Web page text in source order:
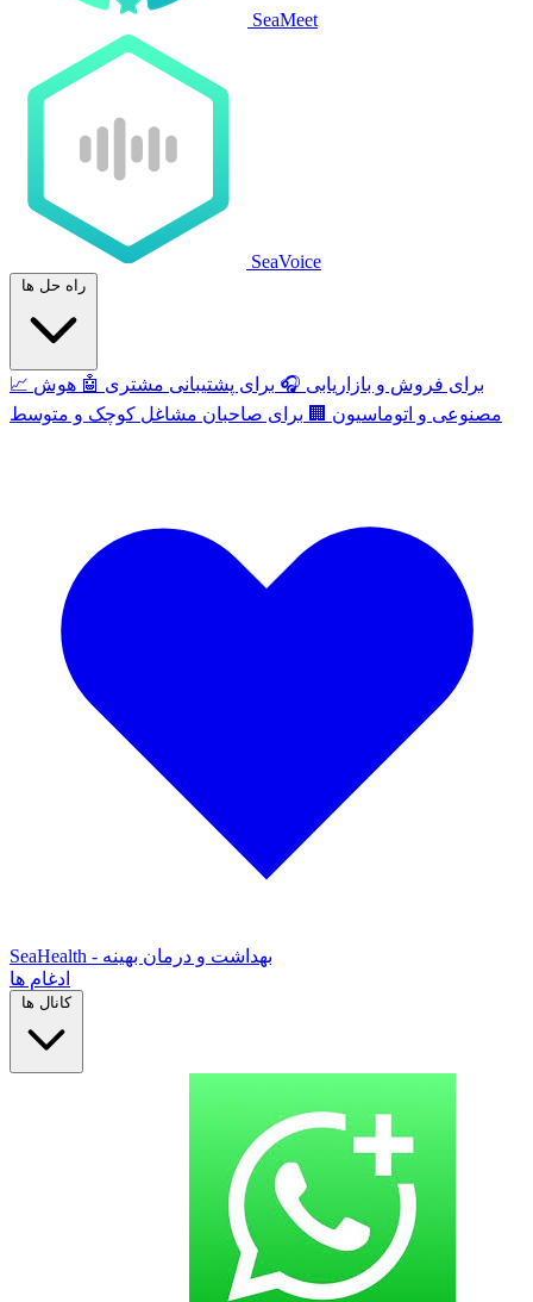
SeaMeet
SeaVoice
راه حل ها
📈 برای فروش و بازاریابی 🎧 برای پشتیبانی مشتری 🤖 هوش
مصنوعی و اتوماسیون 🏢 برای صاحبان مشاغل کوچک و متوسط
SeaHealth - بهداشت و درمان بهینه
ادغام ها
کانال ها